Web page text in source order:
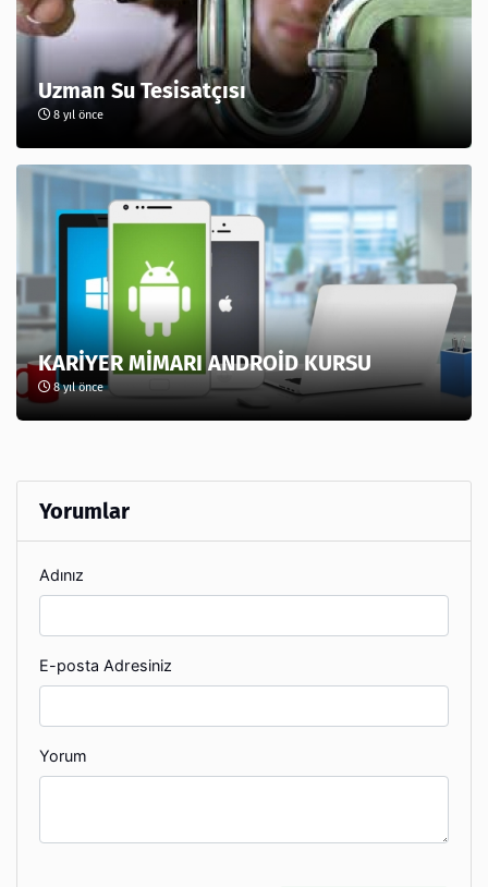
Uzman Su Tesisatçısı
8 yıl önce
KARİYER MİMARI ANDROİD KURSU
8 yıl önce
Yorumlar
Adınız
E-posta Adresiniz
Yorum